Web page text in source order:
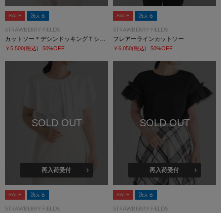
SALE 洗える
STRAWBERRY-FIELDS
￥5,500(税込) 50%OFF
SALE 洗える
STRAWBERRY-FIELDS
フレアーラインカットソー
￥6,050(税込) 50%OFF
SOLD OUT
再入荷受付
SALE 洗える
STRAWBERRY-FIELDS
SOLD OUT
再入荷受付
SALE 洗える
STRAWBERRY-FIELDS